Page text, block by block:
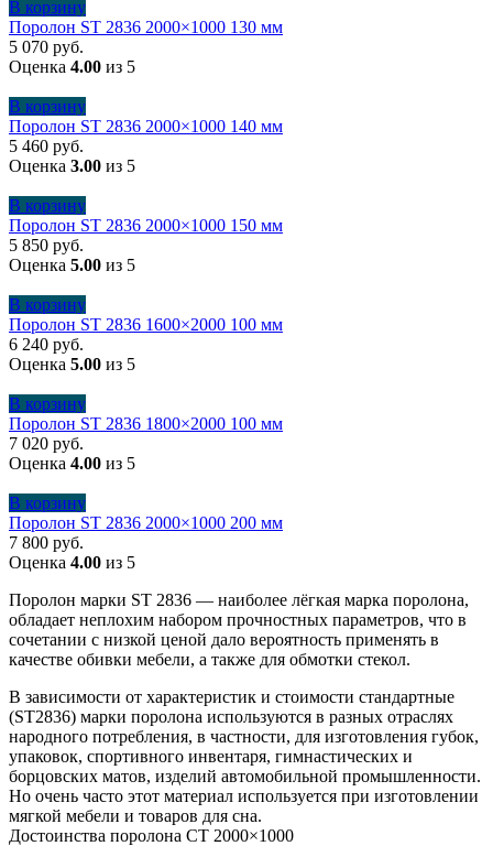
В корзину
Поролон ST 2836 2000×1000 130 мм
5 070 руб.
Оценка 4.00 из 5
В корзину
Поролон ST 2836 2000×1000 140 мм
5 460 руб.
Оценка 3.00 из 5
В корзину
Поролон ST 2836 2000×1000 150 мм
5 850 руб.
Оценка 5.00 из 5
В корзину
Поролон ST 2836 1600×2000 100 мм
6 240 руб.
Оценка 5.00 из 5
В корзину
Поролон ST 2836 1800×2000 100 мм
7 020 руб.
Оценка 4.00 из 5
В корзину
Поролон ST 2836 2000×1000 200 мм
7 800 руб.
Оценка 4.00 из 5
Поролон марки ST 2836 — наиболее лёгкая марка поролона,
обладает неплохим набором прочностных параметров, что в
сочетании с низкой ценой дало вероятность применять в
качестве обивки мебели, а также для обмотки стекол.
В зависимости от характеристик и стоимости стандартные
(ST2836) марки поролона используются в разных отраслях
народного потребления, в частности, для изготовления губок,
упаковок, спортивного инвентаря, гимнастических и
борцовских матов, изделий автомобильной промышленности.
Но очень часто этот материал используется при изготовлении
мягкой мебели и товаров для сна.
Достоинства поролона СТ 2000×1000